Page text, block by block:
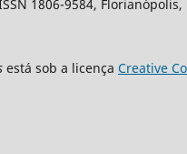
1806-9584, Florianópolis,
está sob a licença Creative